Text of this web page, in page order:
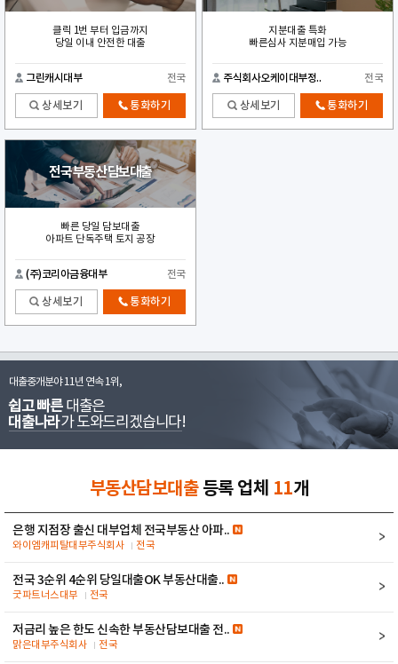
클릭 1번 부터 입금까지
당일 이내 안전한 대출
그린캐시대부 전국
상세보기 통화하기
지분대출 특화
빠른심사 지분매입 가능
주식회사오케이대부정.. 전국
상세보기 통화하기
전국 부동산 담보대출
빠른 당일 담보대출
아파트 단독주택 토지 공장
(주)코리아금융대부 전국
상세보기 통화하기
대출중개분야 11년 연속 1위,
쉽고 빠른 대출은
대출나라가 도와드리겠습니다!
부동산담보대출등록 업체 11개
은행 지점장 출신 대부업체 전국부동산 아파..
와이엠캐피탈대부주식회사 전국
전국 3순위 4순위 당일대출OK 부동산대출..
굿파트너스대부 전국
저금리 높은 한도 신속한 부동산담보대출 전..
맑은대부주식회사 전국